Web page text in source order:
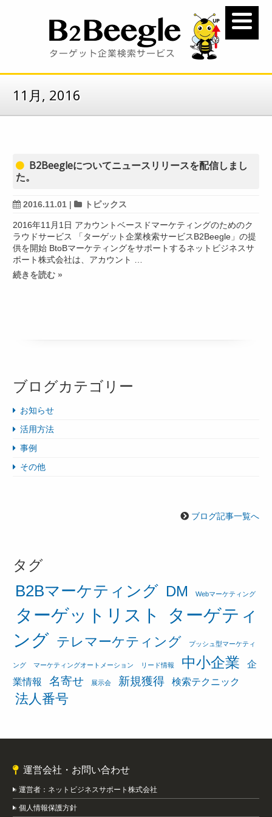
11月, 2016
B2Beegleについてニュースリリースを配信しまし
た。
2016.11.01 | トピックス
2016年11月1日 アカウントベースドマーケティングのためのク
ラウドサービス 「ターゲット企業検索サービスB2Beegle」の提
供を開始 BtoBマーケティングをサポートするネットビジネスサ
ポート株式会社は、アカウント …
続きを読む »
ブログカテゴリー
お知らせ
活用方法
事例
その他
ブログ記事一覧へ
タグ
B2Bマーケティング DM Webマーケティング
ターゲットリスト
ターゲティ
ング テレマーケティング プッシュ型マーケティ
ング マーケティングオートメーション リード情報 中小企業
企
業情報
名寄せ 展示会 新規獲得 検索テクニック
法人番号
運営会社・お問い合わせ
運営者：ネットビジネスサポート株式会社
個人情報保護方針